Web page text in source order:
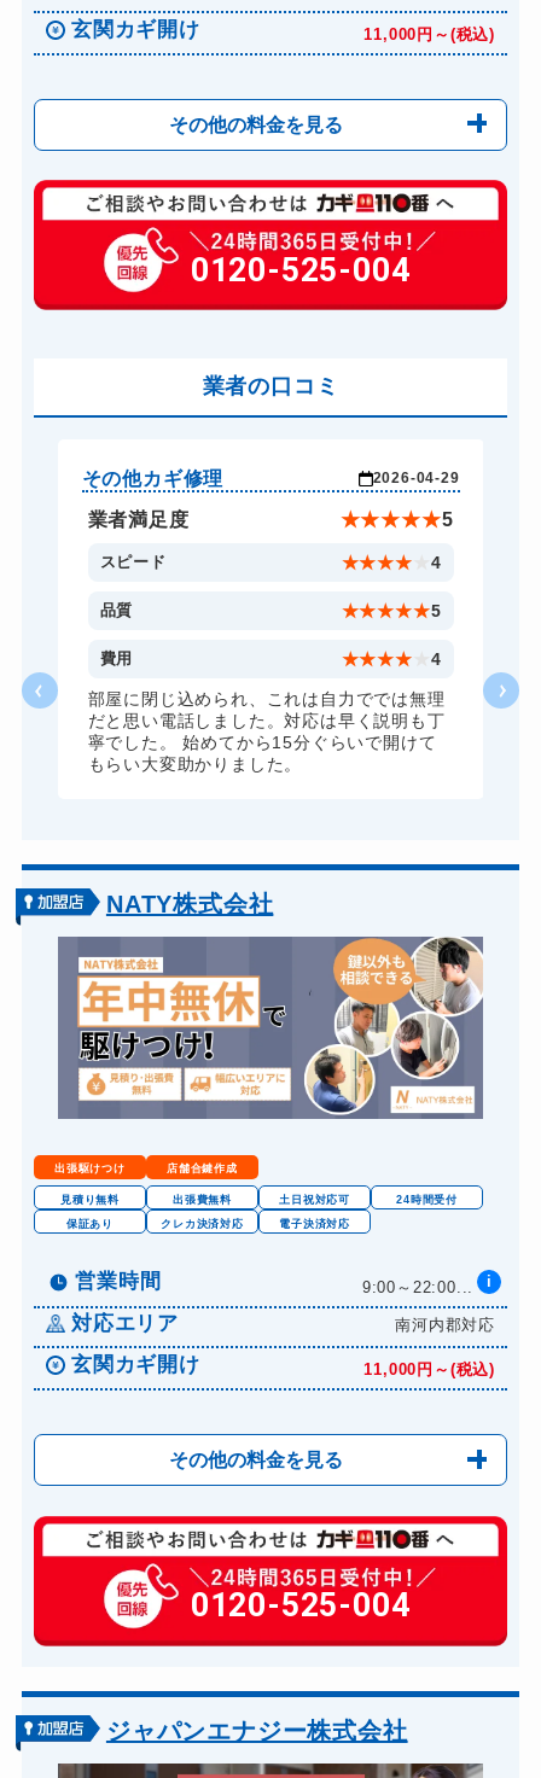
玄関カギ開け 11,000円～(税込)
その他の料金を見る
玄関カギ修理 6,600円～(税込)
玄関カギ交換 14,300円～(税込)
金庫カギ開け 14,300円～(税込)
0120-525-004
業者の口コミ
その他カギ修理 2026-04-29
業者満足度 ★★★★★5
スピード ★★★★ 4
品質 ★★★★★5
費用 ★★★★ 4
部屋に閉じ込められ、これは自力ででは無理
だと思い電話しました。対応は早く説明も丁
寧でした。 始めてから15分ぐらいで開けて
もらい大変助かりました。
NATY株式会社
出張駆けつけ 店舗合鍵作成
見積り無料 出張費無料 土日祝対応可
24時間受付
保証あり
クレカ決済対応 電子決済対応
営業時間 9:00～22:00... i
対応エリア 南河内郡対応
玄関カギ開け 11,000円～(税込)
その他の料金を見る
玄関カギ開け 11,000円～(税込)
玄関カギ修理 6,600円～(税込)
玄関カギ交換 14,300円～(税込)
金庫カギ開け 14,300円～(税込)
ロッカーカギ開け 8,800円～(税込)
0120-525-004
ジャパンエナジー株式会社